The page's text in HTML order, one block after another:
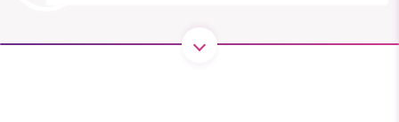
SMB kämpar för en hållbar framtid. Sedan